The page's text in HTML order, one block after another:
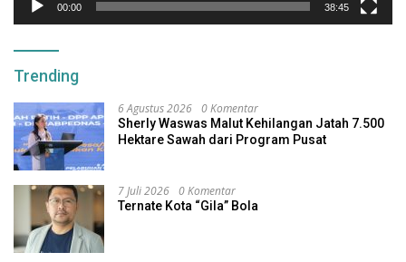
00:00 38:45
Trending
6 Agustus 2026 0 Komentar
Sherly Waswas Malut Kehilangan Jatah 7.500
Hektare Sawah dari Program Pusat
7 Juli 2026 0 Komentar
Ternate Kota “Gila” Bola